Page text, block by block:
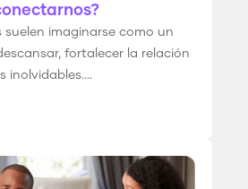
suelen imaginarse como un
fortalecer la relación
inolvidables....